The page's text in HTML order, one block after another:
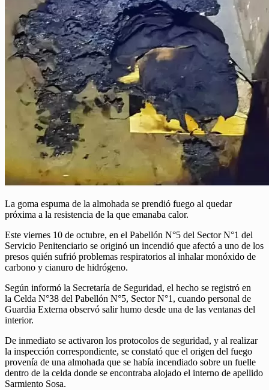
La goma espuma de la almohada se prendió fuego al quedar
próxima a la resistencia de la que emanaba calor.
Este viernes 10 de octubre, en el Pabellón N°5 del Sector N°1 del
Servicio Penitenciario se originó un incendió que afectó a uno de los
presos quién sufrió problemas respiratorios al inhalar monóxido de
carbono y cianuro de hidrógeno.
Según informó la Secretaría de Seguridad, el hecho se registró en
la Celda N°38 del Pabellón N°5, Sector N°1, cuando personal de
Guardia Externa observó salir humo desde una de las ventanas del
interior.
De inmediato se activaron los protocolos de seguridad, y al realizar
la inspección correspondiente, se constató que el origen del fuego
provenía de una almohada que se había incendiado sobre un fuelle
dentro de la celda donde se encontraba alojado el interno de apellido
Sarmiento Sosa.